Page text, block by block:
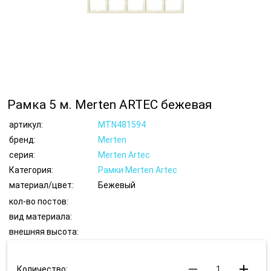
Рамка 5 м. Merten ARTEС бежевая
артикул:
MTN481594
бренд:
Merten
серия:
Merten Artec
Категория:
Рамки Merten Artec
материал/цвет:
Бежевый
кол-во постов:
вид материала:
внешняя высота:
Количество: